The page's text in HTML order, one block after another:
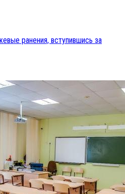
ранения, вступившись за